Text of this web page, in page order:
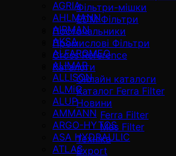
Фільтри-мішки
EDM Фільтри
Постачальники
Промислові Фільтри
Cross Reference
Каталоги
Онлайн каталоги
Каталог Ferra Filter
Новини
Ferra Filter
Mas Filter
Техніка
Export
AGRIA
AHLMANN
AIRMAN
AKSA
ALFAROMEO
ALIMAR
ALLISON
ALMiG
ALUP
AMMANN
ARGO-HYTOS
ASA HYDRAULIC
ATLAS